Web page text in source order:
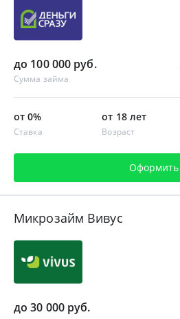
до 100 000 руб.
Сумма займа
от 0%
Ставка
от 18 лет
Возраст
Оформить
Микрозайм Вивус
до 30 000 руб.